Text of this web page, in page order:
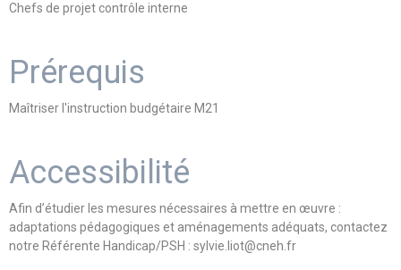
Chefs de projet contrôle interne
Prérequis
Maîtriser l'instruction budgétaire M21
Accessibilité
Afin d’étudier les mesures nécessaires à mettre en œuvre :
adaptations pédagogiques et aménagements adéquats, contactez
notre Référente Handicap/PSH : sylvie.liot@cneh.fr